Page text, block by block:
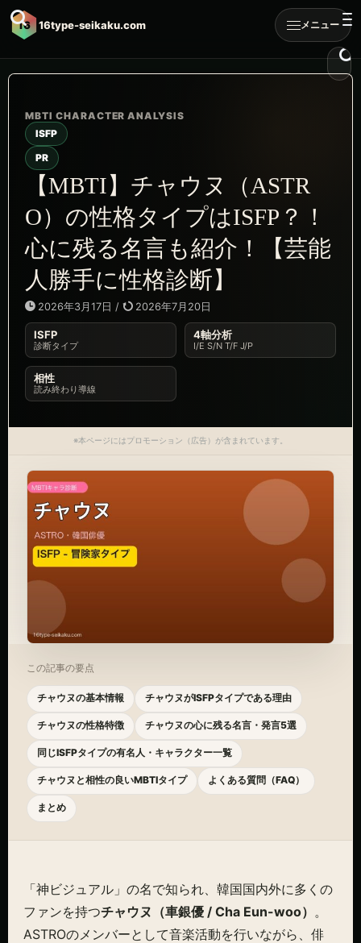
16 16type-seikaku.com メニュー
ISFP
PR
【MBTI】チャウヌ（ASTR
O）の性格タイプはISFP？！
心に残る名言も紹介！【芸能
人勝手に性格診断】
2026年3月17日 / 2026年7月20日
ISFP
診断タイプ
4軸分析
I/E S/N T/F J/P
相性
読み終わり導線
※本ページにはプロモーション（広告）が含まれています。
この記事の要点
チャウヌの基本情報 チャウヌがISFPタイプである理由
チャウヌの性格特徴 チャウヌの心に残る名言・発言5選
同じISFPタイプの有名人・キャラクター一覧
チャウヌと相性の良いMBTIタイプ よくある質問（FAQ）
まとめ
「神ビジュアル」の名で知られ、韓国国内外に多くの
ファンを持つチャウヌ（車銀優 / Cha Eun-woo） 。
ASTROのメンバーとして音楽活動を行いながら、俳